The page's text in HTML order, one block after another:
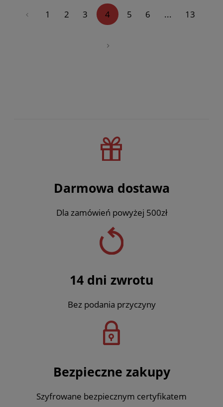
« 1 2 3 4 5 6 ... 13
Darmowa dostawa
Dla zamówień powyżej 500zł
14 dni zwrotu
Bez podania przyczyny
Bezpieczne zakupy
Szyfrowane bezpiecznym certyfikatem